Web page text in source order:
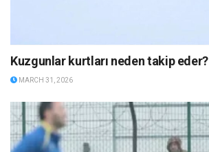
Kuzgunlar kurtları neden takip eder?
MARCH 31, 2026